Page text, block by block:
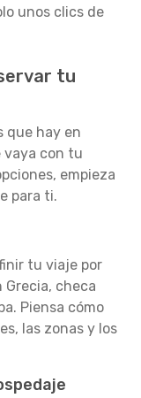
unos clics de
tu
que hay en
vaya con tu
empieza
para ti.
tu viaje por
checa
Piensa cómo
las zonas y los